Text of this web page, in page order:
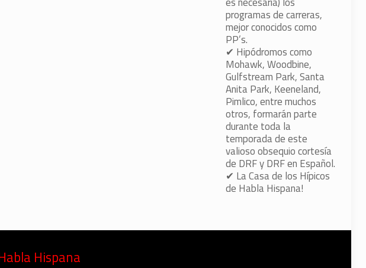
programas de carreras,
mejor conocidos como
PP’s.
✔ Hipódromos como
Mohawk, Woodbine,
Gulfstream Park, Santa
Anita Park, Keeneland,
Pimlico, entre muchos
otros, formarán parte
durante toda la
temporada de este
valioso obsequio cortesía
de DRF y DRF en Español.
✔ La Casa de los Hípicos
de Habla Hispana!
Hispana